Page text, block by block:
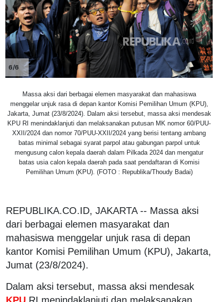
6/6
Massa aksi dari berbagai elemen masyarakat dan mahasiswa
menggelar unjuk rasa di depan kantor Komisi Pemilihan Umum (KPU),
Jakarta, Jumat (23/8/2024). Dalam aksi tersebut, massa aksi mendesak
KPU RI menindaklanjuti dan melaksanakan putusan MK nomor 60/PUU-
XXII/2024 dan nomor 70/PUU-XXII/2024 yang berisi tentang ambang
batas minimal sebagai syarat parpol atau gabungan parpol untuk
mengusung calon kepala daerah dalam Pilkada 2024 dan mengatur
batas usia calon kepala daerah pada saat pendaftaran di Komisi
Pemilihan Umum (KPU). (FOTO : Republika/Thoudy Badai)
REPUBLIKA.CO.ID, JAKARTA -- Massa aksi
dari berbagai elemen masyarakat dan
mahasiswa menggelar unjuk rasa di depan
kantor Komisi Pemilihan Umum (KPU), Jakarta,
Jumat (23/8/2024).
Dalam aksi tersebut, massa aksi mendesak